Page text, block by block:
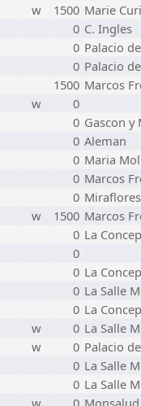
w 1500 Marie
0 C. Ingles
0 Palacio
0 Palacio
1500 Marcos
w
0
0 Gascon y
0 Aleman
0 Maria
0 Marcos
0 Miraflores
w 1500 Marcos
0 La
0
0 La
0 La Salle
0 La
w 0 La Salle
w 0 Palacio
0 La Salle
0 La Salle
w 0 Monsalud